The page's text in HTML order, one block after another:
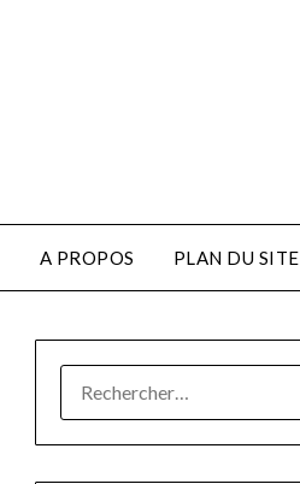
A PROPOS PLAN DU SITE